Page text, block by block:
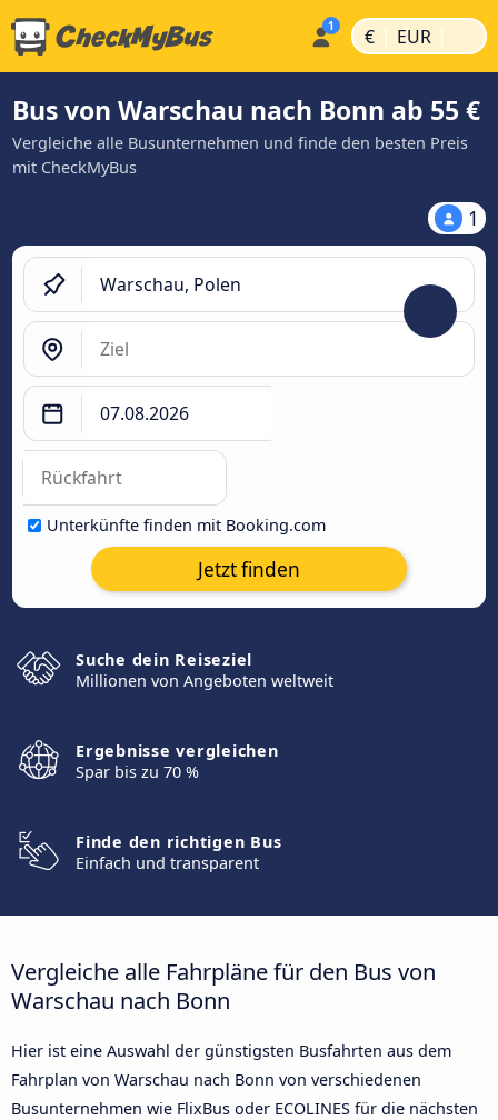
€ | EUR |
Bus von Warschau nach Bonn ab 55 €
Vergleiche alle Busunternehmen und finde den besten Preis
mit CheckMyBus
1
Unterkünfte finden mit Booking.com
Jetzt finden
Suche dein Reiseziel
Millionen von Angeboten weltweit
Ergebnisse vergleichen
Spar bis zu 70 %
Finde den richtigen Bus
Einfach und transparent
Vergleiche alle Fahrpläne für den Bus von
Warschau nach Bonn
Hier ist eine Auswahl der günstigsten Busfahrten aus dem
Fahrplan von Warschau nach Bonn von verschiedenen
Busunternehmen wie FlixBus oder ECOLINES für die nächsten